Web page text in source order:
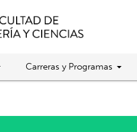
Carreras y Programas